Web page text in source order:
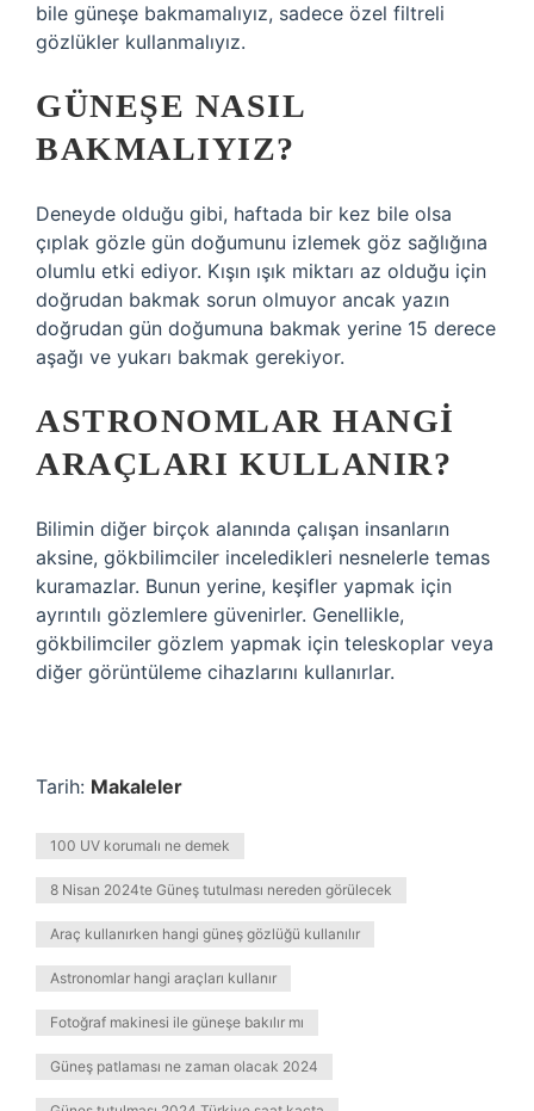
bile güneşe bakmamalıyız, sadece özel filtreli
gözlükler kullanmalıyız.
GÜNEŞE NASIL
BAKMALIYIZ?
Deneyde olduğu gibi, haftada bir kez bile olsa
çıplak gözle gün doğumunu izlemek göz sağlığına
olumlu etki ediyor. Kışın ışık miktarı az olduğu için
doğrudan bakmak sorun olmuyor ancak yazın
doğrudan gün doğumuna bakmak yerine 15 derece
aşağı ve yukarı bakmak gerekiyor.
ASTRONOMLAR HANGI
ARAÇLARI KULLANIR?
Bilimin diğer birçok alanında çalışan insanların
aksine, gökbilimciler inceledikleri nesnelerle temas
kuramazlar. Bunun yerine, keşifler yapmak için
ayrıntılı gözlemlere güvenirler. Genellikle,
gökbilimciler gözlem yapmak için teleskoplar veya
diğer görüntüleme cihazlarını kullanırlar.
Tarih: Makaleler
100 UV korumalı ne demek
8 Nisan 2024te Güneş tutulması nereden görülecek
Araç kullanırken hangi güneş gözlüğü kullanılır
Astronomlar hangi araçları kullanır
Fotoğraf makinesi ile güneşe bakılır mı
Güneş patlaması ne zaman olacak 2024